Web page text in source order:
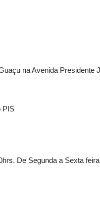
na Avenida Presidente
PIS
De Segunda a Sexta feira